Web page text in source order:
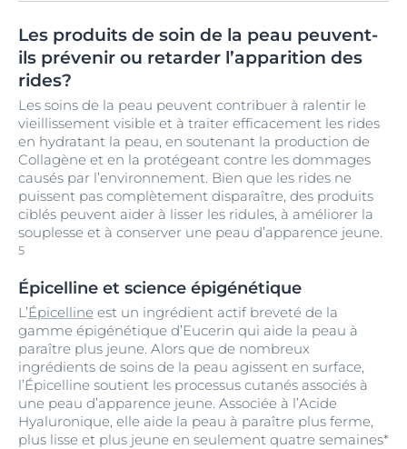
Les produits de soin de la peau peuvent-
ils prévenir ou retarder l’apparition des
rides?
Les soins de la peau peuvent contribuer à ralentir le
vieillissement visible et à traiter efficacement les rides
en hydratant la peau, en soutenant la production de
Collagène et en la protégeant contre les dommages
causés par l’environnement. Bien que les rides ne
puissent pas complètement disparaître, des produits
ciblés peuvent aider à lisser les ridules, à améliorer la
souplesse et à conserver une peau d’apparence jeune.
5
Épicelline et science épigénétique
L’Épicelline est un ingrédient actif breveté de la
gamme épigénétique d’Eucerin qui aide la peau à
paraître plus jeune. Alors que de nombreux
ingrédients de soins de la peau agissent en surface,
l’Épicelline soutient les processus cutanés associés à
une peau d’apparence jeune. Associée à l’Acide
Hyaluronique, elle aide la peau à paraître plus ferme,
plus lisse et plus jeune en seulement quatre semaines*